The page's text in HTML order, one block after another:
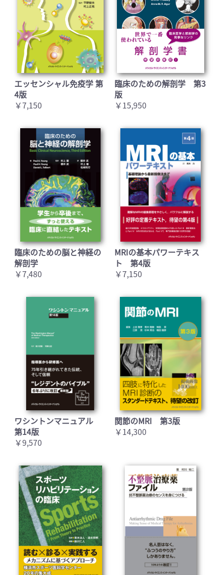
エッセンシャル免疫学 第
4版
￥7,150
臨床のための解剖学 第3
版
￥15,950
臨床のための脳と神経の
解剖学
￥7,480
MRIの基本パワーテキス
ト 第4版
￥7,150
ワシントンマニュアル
第14版
￥9,570
関節のMRI 第3版
￥14,300